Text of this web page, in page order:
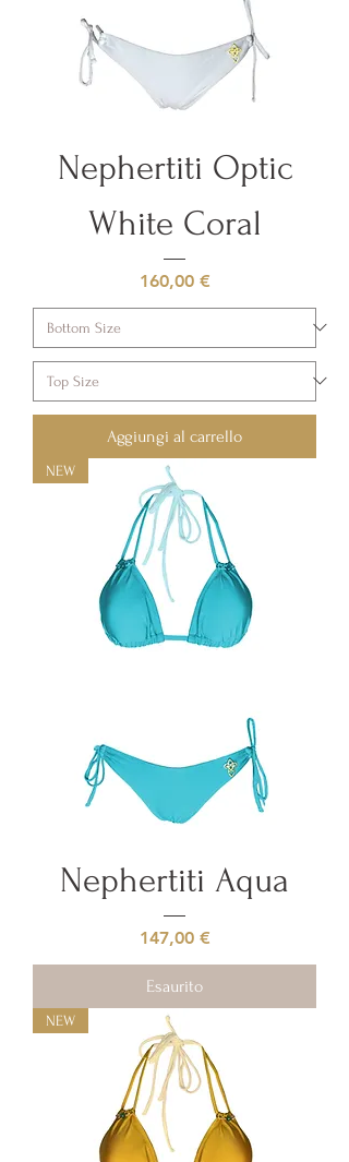
Nephertiti Optic
White Coral
Prezzo
160,00 €
Aggiungi al carrello
NEW
Nephertiti Aqua
Prezzo
147,00 €
Esaurito
NEW